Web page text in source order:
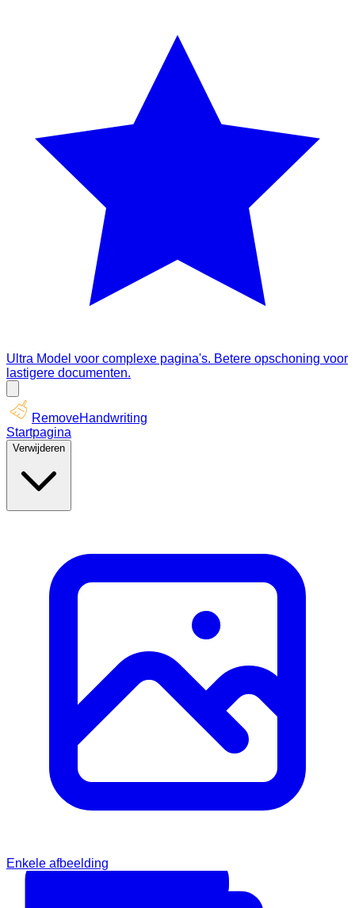
Ultra Model voor complexe pagina's. Betere opschoning voor
lastigere documenten.
RemoveHandwriting
Startpagina
Verwijderen
Enkele afbeelding